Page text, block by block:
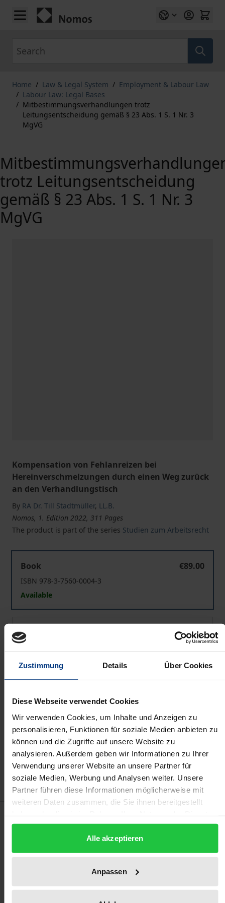
Zustimmung Details Über Cookies
Diese Webseite verwendet Cookies
Wir verwenden Cookies, um Inhalte und Anzeigen zu
personalisieren, Funktionen für soziale Medien anbieten zu
können und die Zugriffe auf unsere Website zu
analysieren. Außerdem geben wir Informationen zu Ihrer
Verwendung unserer Website an unsere Partner für
soziale Medien, Werbung und Analysen weiter. Unsere
Partner führen diese Informationen möglicherweise mit
weiteren Daten zusammen, die Sie ihnen bereitgestellt
gesammelt haben.
Alle akzeptieren
Anpassen
Skip to Content
Home / Law & Legal System / Employment & Labour Law
/ Labour Law: Legal Bases
/ Mitbestimmungsverhandlungen trotz
Leitungsentscheidung gemäß § 23 Abs. 1 S. 1 Nr. 3
MgVG
trotz Leitungsentscheidung
gemäß § 23 Abs. 1 S. 1 Nr. 3
MgVG
Kompensation von Fehlanreizen bei
Hereinverschmelzungen durch einen Weg zurück
an den Verhandlungstisch
By RA Dr. Till Stadtmüller, LL.B.
Nomos, 1. Edition 2022, 311 Pages
The product is part of the series Studien zum Arbeitsrecht
Book
€89.00
ISBN 978-3-7560-0004-3
Available
Mitbestimmungsverhandlungen trotz
eBook
€89.00
ISBN 978-3-7489-3588-9
Available
may vary at checkout.
Add to Cart
Add to Wish List
Delivery cost notice
In cross-border mergers into Germany, the
management is often induced to forego
negotiations on employee participation at an early
stage by way of the “management decision” in